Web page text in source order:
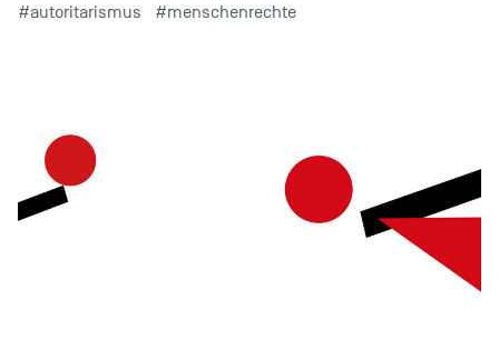
#autoritarismus
#menschenrechte